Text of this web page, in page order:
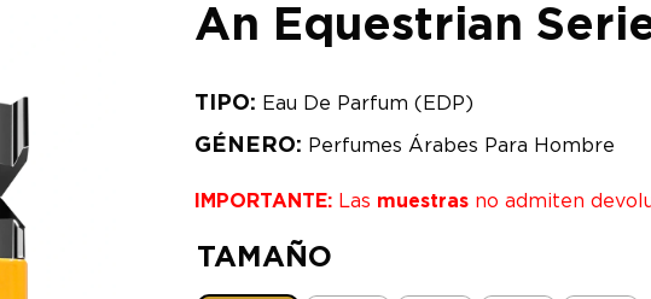
An Equestrian
TIPO: Eau De Parfum (EDP)
GÉNERO: Perfumes Árabes Para Hombre
IMPORTANTE: Las muestras no admiten
TAMAÑO